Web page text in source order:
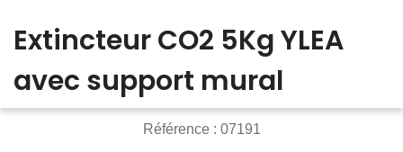
Extincteur CO2 5Kg YLEA
avec support mural
Référence : 07191